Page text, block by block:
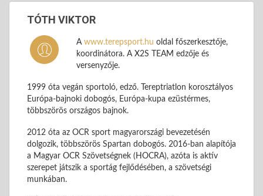
TÓTH VIKTOR
A www.terepsport.hu oldal főszerkesztője,
koordinátora. A X2S TEAM edzője és
versenyzője.
1999 óta vegán sportoló, edző. Tereptriatlon korosztályos
Európa-bajnoki dobogós, Európa-kupa ezüstérmes,
többszörös országos bajnok.
2012 óta az OCR sport magyarországi bevezetésén
dolgozik, többszörös Spartan dobogós. 2016-ban alapítója
a Magyar OCR Szövetségnek (HOCRA), azóta is aktív
szerepet játszik a sportág fejlődésében, a szövetségi
munkában.